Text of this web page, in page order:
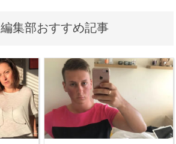
編集部おすすめ記事